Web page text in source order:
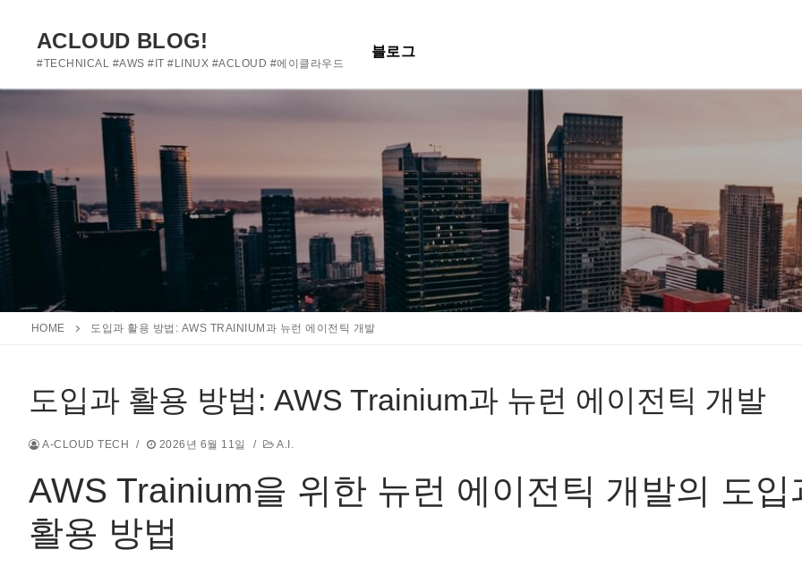
기
ACLOUD BLOG!
#TECHNICAL #AWS #IT #LINUX #ACLOUD #에이클라우드
블로그
HOME 도입과 활용 방법: AWS TRAINIUM과 뉴런 에이전틱 개발
도입과 활용 방법: AWS Trainium과 뉴런 에이전틱 개발
A-CLOUD TECH / 2026년 6월 11일 / A.I.
AWS Trainium을 위한 뉴런 에이전틱 개발의 도입
활용 방법